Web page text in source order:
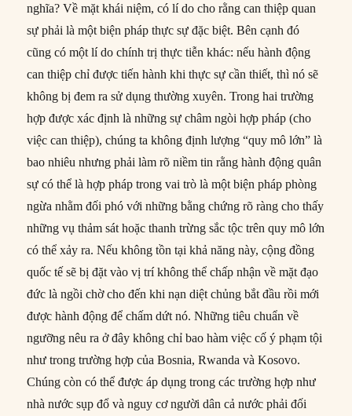
nghĩa? Về mặt khái niệm, có lí do cho rằng can thiệp quan
sự phải là một biện pháp thực sự đặc biệt. Bên cạnh đó
cũng có một lí do chính trị thực tiễn khác: nếu hành động
can thiệp chỉ được tiến hành khi thực sự cần thiết, thì nó sẽ
không bị đem ra sử dụng thường xuyên. Trong hai trường
hợp được xác định là những sự châm ngòi hợp pháp (cho
việc can thiệp), chúng ta không định lượng “quy mô lớn” là
bao nhiêu nhưng phải làm rõ niềm tin rằng hành động quân
sự có thể là hợp pháp trong vai trò là một biện pháp phòng
ngừa nhằm đối phó với những bằng chứng rõ ràng cho thấy
những vụ thảm sát hoặc thanh trừng sắc tộc trên quy mô lớn
có thể xảy ra. Nếu không tồn tại khả năng này, cộng đồng
quốc tế sẽ bị đặt vào vị trí không thể chấp nhận về mặt đạo
đức là ngồi chờ cho đến khi nạn diệt chủng bắt đầu rồi mới
được hành động để chấm dứt nó. Những tiêu chuẩn về
ngưỡng nêu ra ở đây không chỉ bao hàm việc cố ý phạm tội
như trong trường hợp của Bosnia, Rwanda và Kosovo.
Chúng còn có thể được áp dụng trong các trường hợp như
nhà nước sụp đổ và nguy cơ người dân cả nước phải đối